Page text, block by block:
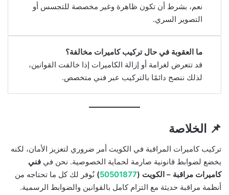
نعم، بشرط أن تكون ظاهرة وغير مخصصة للتجسس أو
التصوير السري.
ما العقوبة في حال تركيب كاميرات مخالفة؟
قد تتعرض لغرامة أو إزالة الكاميرات إذا خالفت القوانين،
لذلك ننصح دائمًا بالتركيب عبر فني متخصص.
📌 الخلاصة
تركيب كاميرات المراقبة في الكويت أمر ضروري لتعزيز الأمان، لكنه
يخضع لضوابط قانونية صارمة لحماية الخصوصية. نحن في فني
كاميرات مراقبة – الكويت (50501877
) نُوفر لك كل ما تحتاجه من
أنظمة مراقبة حديثة مع التزام كامل بالقوانين والضوابط الرسمية.